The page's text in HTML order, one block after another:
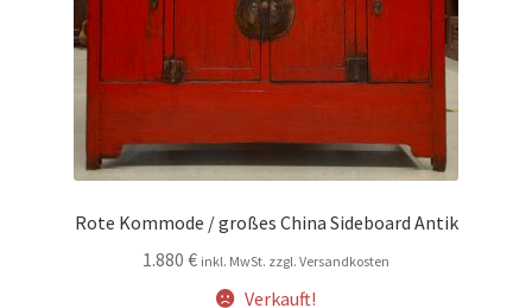
Rote Kommode / großes China Sideboard Antik
1.880 € inkl. MwSt. zzgl. Versandkosten
Verkauft!